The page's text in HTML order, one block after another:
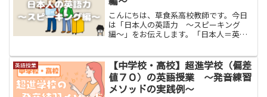
こんにちは、草食系高校教師です。今日
は「日本人の英語力 〜スピーキング
編〜」をお伝えします。「日本人＝英語
本人の英語力、特にスピーキング能力は
世界的に見てかなり低い水準...
英語授業
【中学校・高校】超進学校（偏差
値７０）の英語授業 〜発音練習
メソッドの実践例〜